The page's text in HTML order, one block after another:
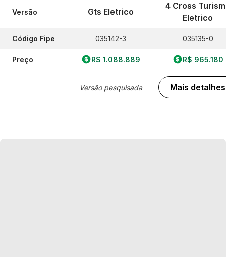
Versão
Código Fipe
Preço
Gts Eletrico
035142-3
R$ 1.088.889
Versão pesquisada
4 Cross
Eletrico
035135-0
R$ 965.180
Mais detalhes